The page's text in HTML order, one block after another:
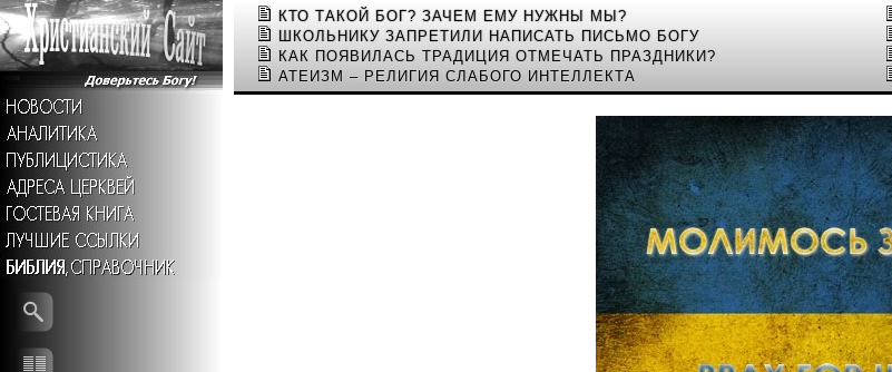
КТО ТАКОЙ БОГ? ЗАЧЕМ ЕМУ НУЖНЫ МЫ?
ШКОЛЬНИКУ ЗАПРЕТИЛИ НАПИСАТЬ ПИСЬМО БОГУ
КАК ПОЯВИЛАСЬ ТРАДИЦИЯ ОТМЕЧАТЬ ПРАЗДНИКИ?
АТЕИЗМ – РЕЛИГИЯ СЛАБОГО ИНТЕЛЛЕКТА